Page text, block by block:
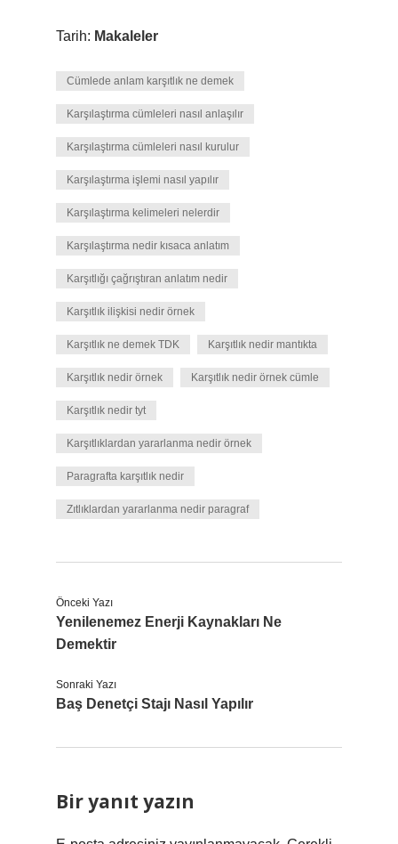
Tarih: Makaleler
Cümlede anlam karşıtlık ne demek
Karşılaştırma cümleleri nasıl anlaşılır
Karşılaştırma cümleleri nasıl kurulur
Karşılaştırma işlemi nasıl yapılır
Karşılaştırma kelimeleri nelerdir
Karşılaştırma nedir kısaca anlatım
Karşıtlığı çağrıştıran anlatım nedir
Karşıtlık ilişkisi nedir örnek
Karşıtlık ne demek TDK Karşıtlık nedir mantıkta
Karşıtlık nedir örnek Karşıtlık nedir örnek cümle
Karşıtlık nedir tyt
Karşıtlıklardan yararlanma nedir örnek
Paragrafta karşıtlık nedir
Zıtlıklardan yararlanma nedir paragraf
Önceki Yazı
Yenilenemez Enerji Kaynakları Ne
Demektir
Sonraki Yazı
Baş Denetçi Stajı Nasıl Yapılır
Bir yanıt yazın